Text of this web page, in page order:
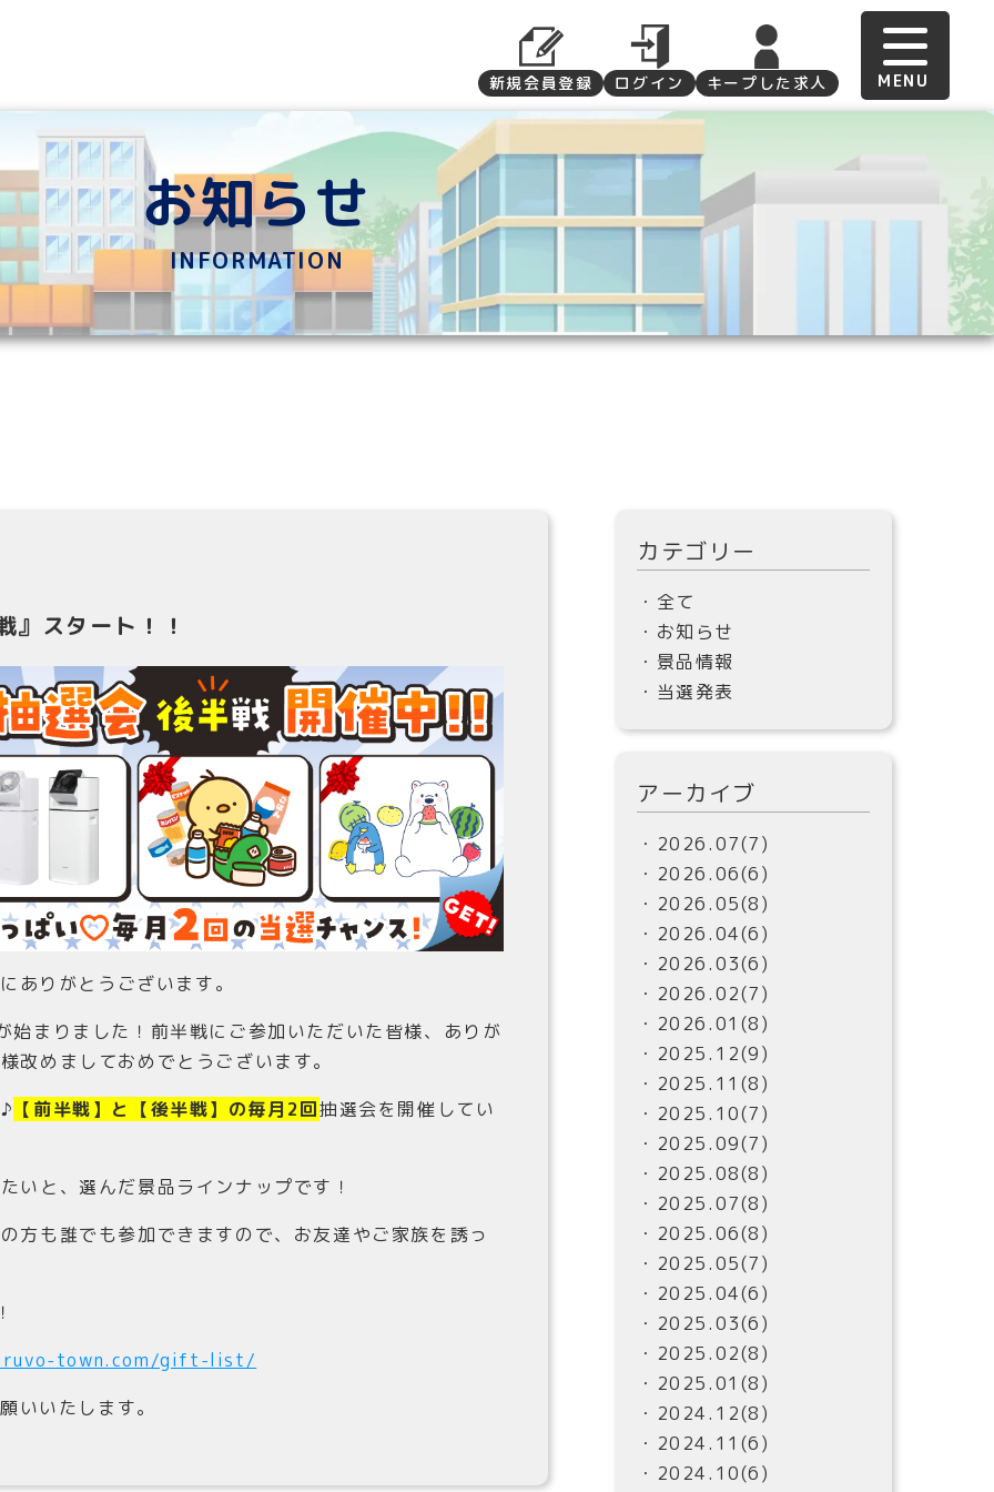
新規会員登録 ログイン キープした求人
お知らせ
INFORMATION
スタート！！
ありがとうございます。
始まりました！前半戦にご参加いただいた皆様、ありが
改めましておめでとうございます。
【前半戦】と【後半戦】の毎月2回抽選会を開催してい
いと、選んだ景品ラインナップです！
方も誰でも参加できますので、お友達やご家族を誘っ
town.com/gift-list/
いいたします。
カテゴリー
・全て
・お知らせ
・景品情報
・当選発表
アーカイブ
・2026.07(7)
・2026.06(6)
・2026.05(8)
・2026.04(6)
・2026.03(6)
・2026.02(7)
・2026.01(8)
・2025.12(9)
・2025.11(8)
・2025.10(7)
・2025.09(7)
・2025.08(8)
・2025.07(8)
・2025.06(8)
・2025.05(7)
・2025.04(6)
・2025.03(6)
・2025.02(8)
・2025.01(8)
・2024.12(8)
・2024.11(6)
・2024.10(6)